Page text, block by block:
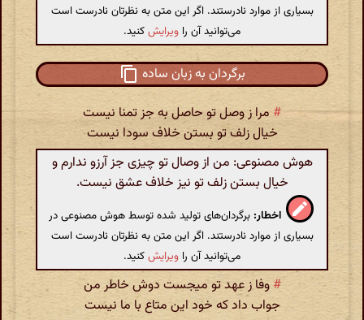
بسیاری از موارد نادرستند. اگر این متن به نظرتان نادرست است
می‌توانید آن را ویرایشکنید.
برگردان به زبان ساده
# مرا ز وصل تو حاصل به جز تمنا نیست
خیال زلف تو بستن خلاف سودا نیست
هوش مصنوعی: من از وصال تو چیزی جز آرزو ندارم و
خیال بستن زلف تو نیز خلاف عشق نیست.
اخطار: برگردان‌های تولید شده توسط هوش مصنوعی در
بسیاری از موارد نادرستند. اگر این متن به نظرتان نادرست است
می‌توانید آن را ویرایشکنید.
# وفا ز عهد تو میجست دوش خاطر من
جواب داد که خود این متاع با ما نیست